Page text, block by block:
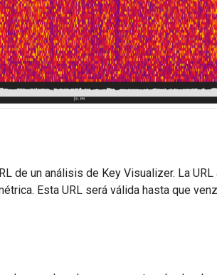
de un análisis de Key Visualizer. La
Esta URL será válida hasta que